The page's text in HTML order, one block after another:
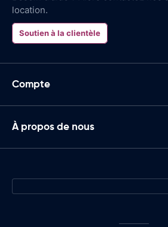
location.
Soutien à la clientèle
Compte
À propos de nous